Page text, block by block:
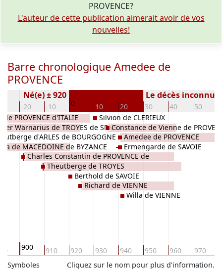
PROVENCE?
L'auteur de cette publication aimerait avoir de vos
nouvelles!
Barre chronologique Amedee de
PROVENCE
-20 -10 0 10 20 30 40 50
Né(e) ± 920 Le décès inconnu
900 910 920 930 940 950 960 970
PROVENCE d'ITALIE
Warnarius de TROYES de SENS
d'ARLES de BOURGOGNE
de MACEDOINE de BYZANCE
Charles Constantin de PROVENCE de
SAVOIE Theutberge de TROYES
Berthold de SAVOIE
Richard de VIENNE
Silvion de CLERIEUX
Constance de Vienne de
Amedee de PROVENCE
Ermengarde de SAVOIE
Willa de VIENNE
Cliquez sur le nom pour plus d'information.
Symboles